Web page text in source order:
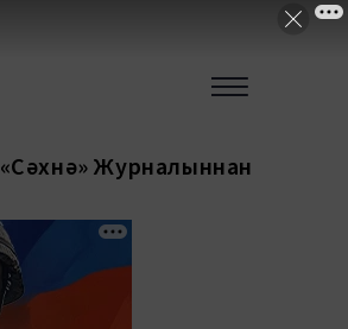
«Сәхнә» Журналыннан